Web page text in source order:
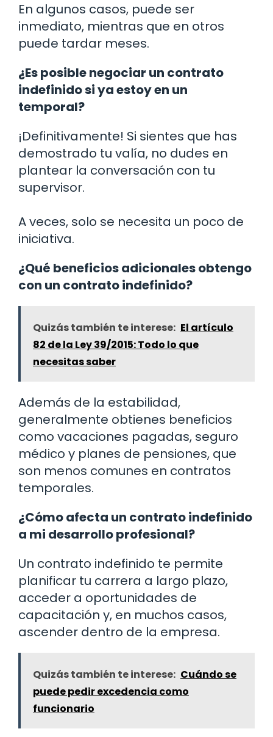
En algunos casos, puede ser
inmediato, mientras que en otros
puede tardar meses.
¿Es posible negociar un contrato
indefinido si ya estoy en un
temporal?
¡Definitivamente! Si sientes que has
demostrado tu valía, no dudes en
plantear la conversación con tu
supervisor.
A veces, solo se necesita un poco de
iniciativa.
¿Qué beneficios adicionales obtengo
con un contrato indefinido?
Quizás también te interese: El artículo
82 de la Ley 39/2015: Todo lo que
necesitas saber
Además de la estabilidad,
generalmente obtienes beneficios
como vacaciones pagadas, seguro
médico y planes de pensiones, que
son menos comunes en contratos
temporales.
¿Cómo afecta un contrato indefinido
a mi desarrollo profesional?
Un contrato indefinido te permite
planificar tu carrera a largo plazo,
acceder a oportunidades de
capacitación y, en muchos casos,
ascender dentro de la empresa.
Quizás también te interese: Cuándo se
puede pedir excedencia como
funcionario